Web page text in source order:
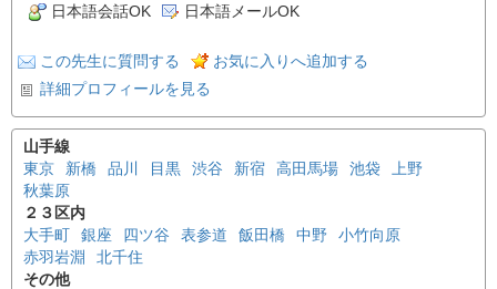
日本語会話OK
日本語メールOK
この先生に質問する
お気に入りへ追加する
詳細プロフィールを見る
山手線
東京
新橋 品川 目黒 渋谷 新宿 高田馬場 池袋
上野
秋葉原
２３区内
大手町
銀座 四ツ谷 表参道 飯田橋 中野
小竹向原
赤羽岩淵
北千住
その他